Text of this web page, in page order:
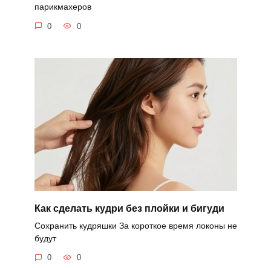
парикмахеров
0 0
Как сделать кудри без плойки и бигуди
Сохранить кудряшки За короткое время локоны не
будут
0 0